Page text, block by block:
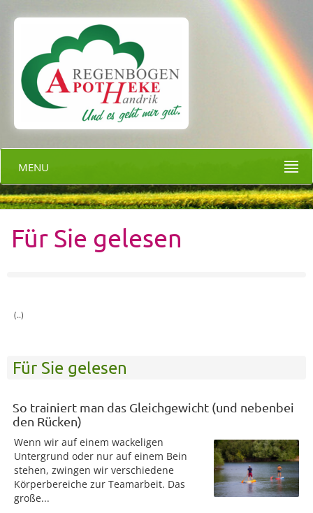
MENU
Für Sie gelesen
(..)
Für Sie gelesen
So trainiert man das Gleichgewicht (und nebenbei
den Rücken)
Wenn wir auf einem wackeligen
Untergrund oder nur auf einem Bein
stehen, zwingen wir verschiedene
Körperbereiche zur Teamarbeit. Das
große...